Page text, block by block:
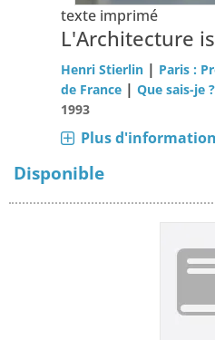
texte imprimé
L'Architecture
Henri Stierlin | Paris :
de France |Que sais-je
1993
Plus
Disponible